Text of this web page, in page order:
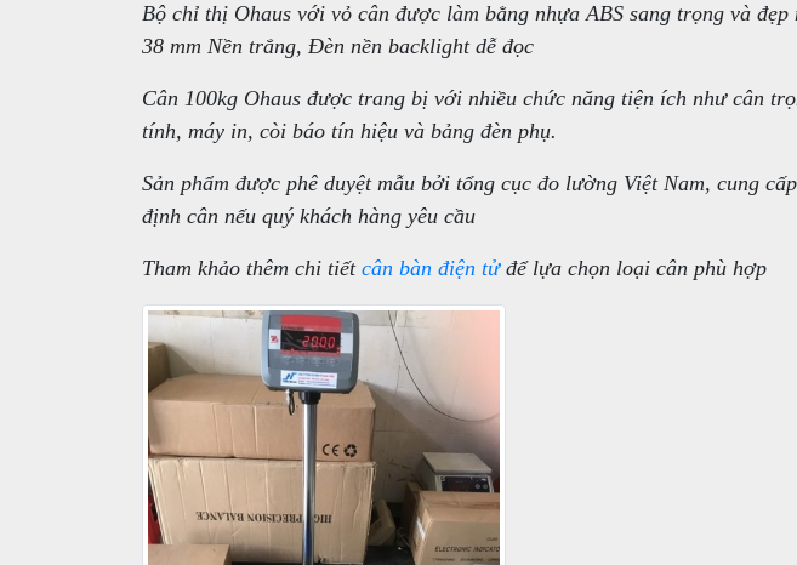
Bộ chỉ thị Ohaus với vỏ cân được làm bằng nhựa ABS sang trọng và
38 mm Nền trắng, Đèn nền backlight dễ đọc
Cân 100kg Ohaus được trang bị với nhiều chức năng tiện ích như cân
tính, máy in, còi báo tín hiệu và bảng đèn phụ.
Sản phẩm được phê duyệt mẫu bởi tổng cục đo lường Việt Nam, cung
định cân nếu quý khách hàng yêu cầu
Tham khảo thêm chi tiết cân bàn điện tửđể lựa chọn loại cân phù hợp